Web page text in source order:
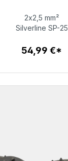
54,99 €
2x2,5 mm²
Silverline SP-25
54,99 €*